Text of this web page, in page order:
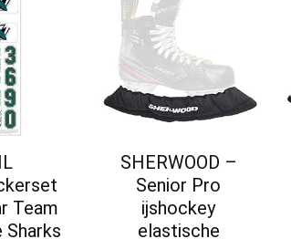
Team
Sharks
SHERWOOD –
Senior Pro
ijshockey
elastische